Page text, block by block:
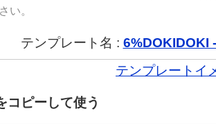
い。
テンプレート名 : 6%DOKIDOKI
テンプレートイ
コピーして使う